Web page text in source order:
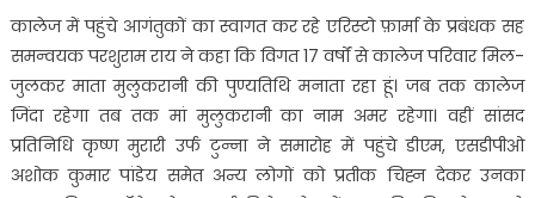
कालेज में पहुंचे आगंतुकों का स्वागत कर रहे एरिस्टो फ़ार्मा के प्रबंधक सह
समन्वयक परशुराम राय ने कहा कि विगत 17 वर्षों से कालेज परिवार मिल-
जुलकर माता मुलुकरानी की पुण्यतिथि मनाता रहा हूं। जब तक कालेज
जिंदा रहेगा तब तक मां मुलुकरानी का नाम अमर रहेगा। वहीं सांसद
प्रतिनिधि कृष्ण मुरारी उर्फ टुन्ना ने समारोह में पहुंचे डीएम, एसडीपीओ
अशोक कुमार पांडेय समेत अन्य लोगों को प्रतीक चिह्न देकर उनका